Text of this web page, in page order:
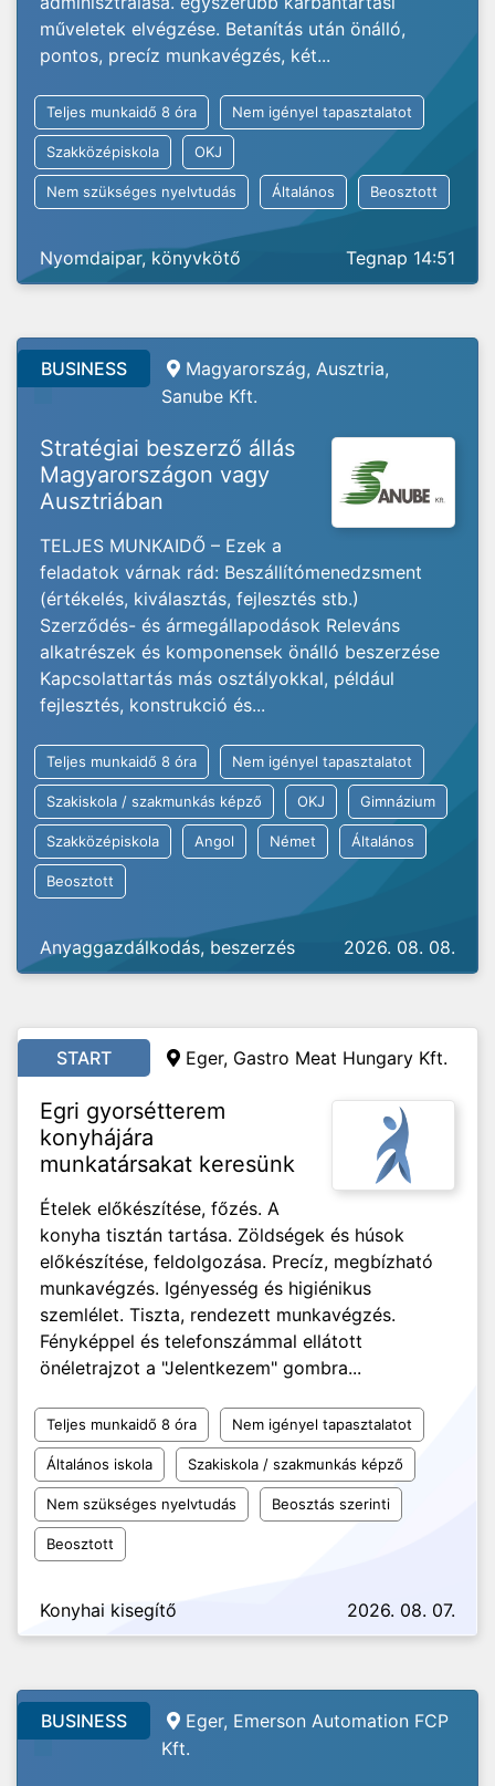
műveletek elvégzése. Betanítás után önálló,
pontos, precíz munkavégzés, két...
Teljes munkaidő 8 óra Nem igényel tapasztalatot
Szakközépiskola OKJ
Nem szükséges nyelvtudás Általános Beosztott
Nyomdaipar, könyvkötő Tegnap 14:51
BUSINESS
Magyarország, Ausztria,
Sanube Kft.
Stratégiai beszerző állás
Magyarországon vagy
Ausztriában
TELJES MUNKAIDŐ – Ezek a
feladatok várnak rád: Beszállítómenedzsment
(értékelés, kiválasztás, fejlesztés stb.)
Szerződés- és ármegállapodások Releváns
alkatrészek és komponensek önálló beszerzése
Kapcsolattartás más osztályokkal, például
fejlesztés, konstrukció és...
Teljes munkaidő 8 óra Nem igényel tapasztalatot
Szakiskola / szakmunkás képző OKJ Gimnázium
Szakközépiskola Angol Német Általános
Beosztott
Anyaggazdálkodás, beszerzés 2026. 08. 08.
START Eger, Gastro Meat Hungary Kft.
Egri gyorsétterem
konyhájára
munkatársakat keresünk
Ételek előkészítése, főzés. A
konyha tisztán tartása. Zöldségek és húsok
előkészítése, feldolgozása. Precíz, megbízható
munkavégzés. Igényesség és higiénikus
szemlélet. Tiszta, rendezett munkavégzés.
Fényképpel és telefonszámmal ellátott
önéletrajzot a "Jelentkezem" gombra...
Teljes munkaidő 8 óra Nem igényel tapasztalatot
Általános iskola Szakiskola / szakmunkás képző
Nem szükséges nyelvtudás Beosztás szerinti
Beosztott
Konyhai kisegítő 2026. 08. 07.
BUSINESS
Eger, Emerson Automation FCP
Kft.